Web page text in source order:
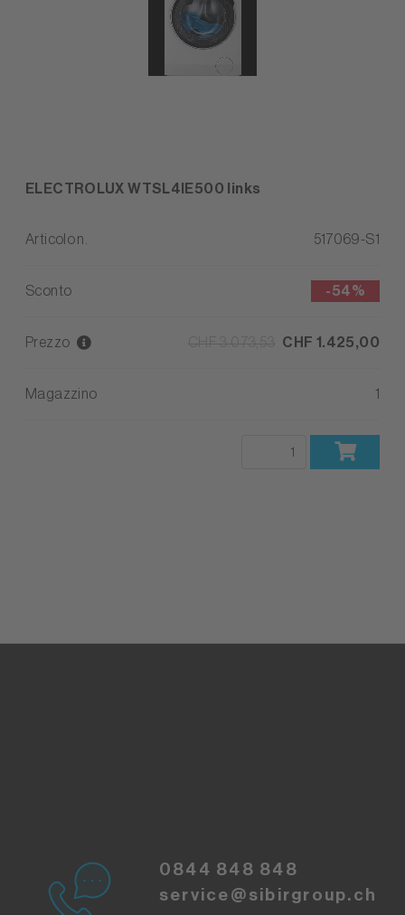
ELECTROLUX WTSL4IE500 links
Articolo n. 517069-S1
Sconto -54%
Prezzo CHF 1.425,00
Magazzino 1
0844 848 848
service@sibirgroup.ch